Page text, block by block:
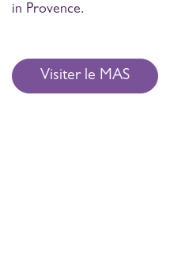
in Provence.
Visiter le MAS